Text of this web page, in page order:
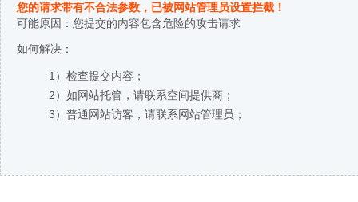
您的请求带有不合法参数，已被网站管理员设置拦截！
可能原因：您提交的内容包含危险的攻击请求
如何解决：
1）检查提交内容；
2）如网站托管，请联系空间提供商；
3）普通网站访客，请联系网站管理员；